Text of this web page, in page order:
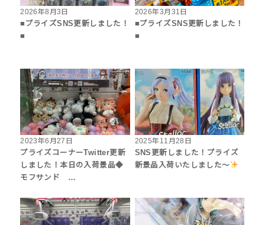
2026年8月3日
■プライズSNS更新しました！
■
2026年3月31日
■プライズSNS更新しました！
■
2023年6月27日
プライズコーナーTwitter更新
しました！本日の入荷景品◆
モフサンド …
2025年11月28日
SNS更新しました！プライズ
新景品入荷いたしました〜